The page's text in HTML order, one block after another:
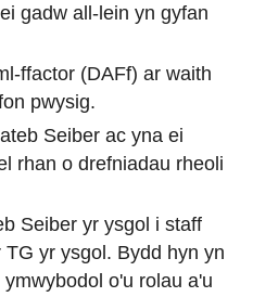
gadw all-lein yn gyfan
ffactor (DAFf) ar waith
pwysig.
Seiber ac yna ei
rhan o drefniadau rheoli
Seiber yr ysgol i staff
yr ysgol. Bydd hyn yn
o'u rolau a'u